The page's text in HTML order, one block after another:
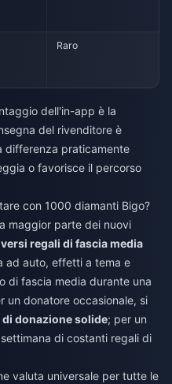
Raro
dell'in-app è la
del rivenditore è
differenza praticamente
o favorisce il percorso
con 1000 diamanti Bigo?
maggior parte dei nuovi
regali di fascia media
ad auto, effetti a tema e
di fascia media durante una
un donatore occasionale, si
donazione solide; per un
di costanti regali di
valuta universale per tutte le